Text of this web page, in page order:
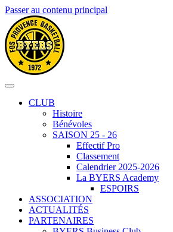
Passer au contenu principal
CLUB
Histoire
Bénévoles
SAISON 25 - 26
Effectif Pro
Classement
Calendrier 2025-2026
La BYERS Academy
ESPOIRS
ASSOCIATION
ACTUALITÉS
PARTENAIRES